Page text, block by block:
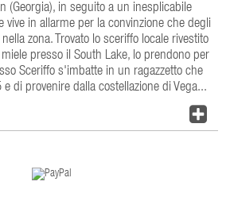
(Georgia), in seguito a un inesplicabile
vive in allarme per la convinzione che degli
zona. Trovato lo sceriffo locale rivestito
presso il South Lake, lo prendono per
Sceriffo s'imbatte in un ragazzetto che
di provenire dalla costellazione di Vega...